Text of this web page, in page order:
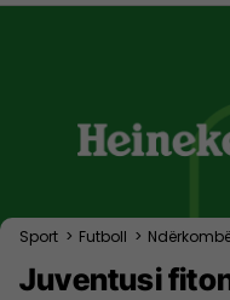
Sport > Futboll >
Juventusi